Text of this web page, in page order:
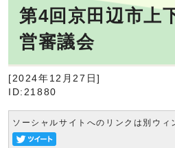
第4回京田辺市上
営審議会
[2024年12月27日]
ID:21880
ソーシャルサイトへのリンクは別ウィ